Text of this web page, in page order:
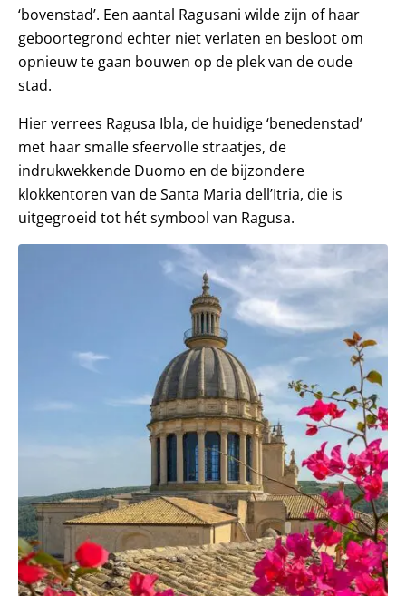
‘bovenstad’. Een aantal Ragusani wilde zijn of haar
geboortegrond echter niet verlaten en besloot om
opnieuw te gaan bouwen op de plek van de oude
stad.
Hier verrees Ragusa Ibla, de huidige ‘benedenstad’
met haar smalle sfeervolle straatjes, de
indrukwekkende Duomo en de bijzondere
klokkentoren van de Santa Maria dell’Itria, die is
uitgegroeid tot hét symbool van Ragusa.